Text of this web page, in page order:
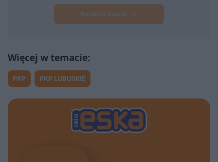
Następne pytanie
PKP PKP LUBUSKIE